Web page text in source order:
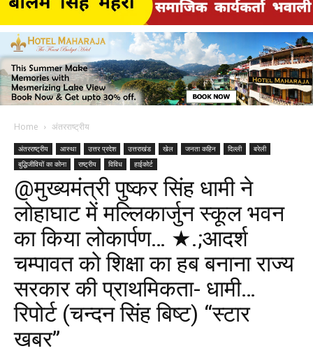
Home अंतरराष्ट्रीय
अंतरराष्ट्रीय आस्था उत्तर प्रदेश उत्तराखंड खेल जनता कहिन दिल्ली
बरेली
बुद्धिजीवियों का कोना
राष्ट्रीय विविध हाईकोर्ट
@मुख्यमंत्री पुष्कर सिंह धामी ने
लोहाघाट में मल्लिकार्जुन स्कूल भवन
का किया लोकार्पण… ★.;आदर्श
चम्पावत को शिक्षा का हब बनाना राज्य
सरकार की प्राथमिकता- धामी…
रिपोर्ट (चन्दन सिंह बिष्ट) “स्टार
खबर”